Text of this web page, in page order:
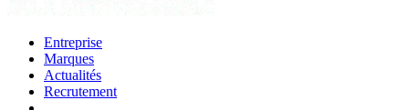
Entreprise
Marques
Actualités
Recrutement